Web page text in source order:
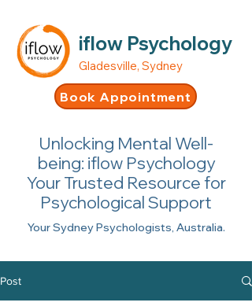
iflow Psychology
Gladesville, Sydney
Book Appointment
Unlocking Mental Well-
being: iflow Psychology
Your Trusted Resource for
Psychological Support
Your Sydney Psychologists, Australia.
Post